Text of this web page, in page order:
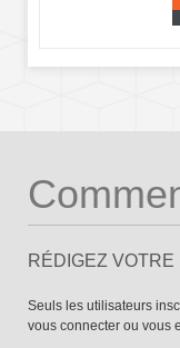
RÉDIGEZ
Seuls les utilisateurs
vous connecter ou vous